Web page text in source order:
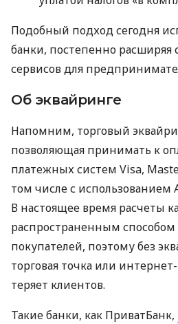
Подобный подход сегодня
банки, постепенно
сервисов для
Об эквайринге
Напомним, торговый
позволяющая принимать к
платежных систем Visa,
том числе с использованием
В настоящее время расчеты
распространенным
покупателей, поэтому без
торговая точка или
теряет клиентов.
Такие банки, как ПриватБанк,